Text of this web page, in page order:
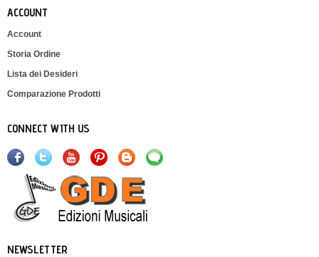
ACCOUNT
Account
Storia Ordine
Lista dei Desideri
Comparazione Prodotti
CONNECT WITH US
NEWSLETTER